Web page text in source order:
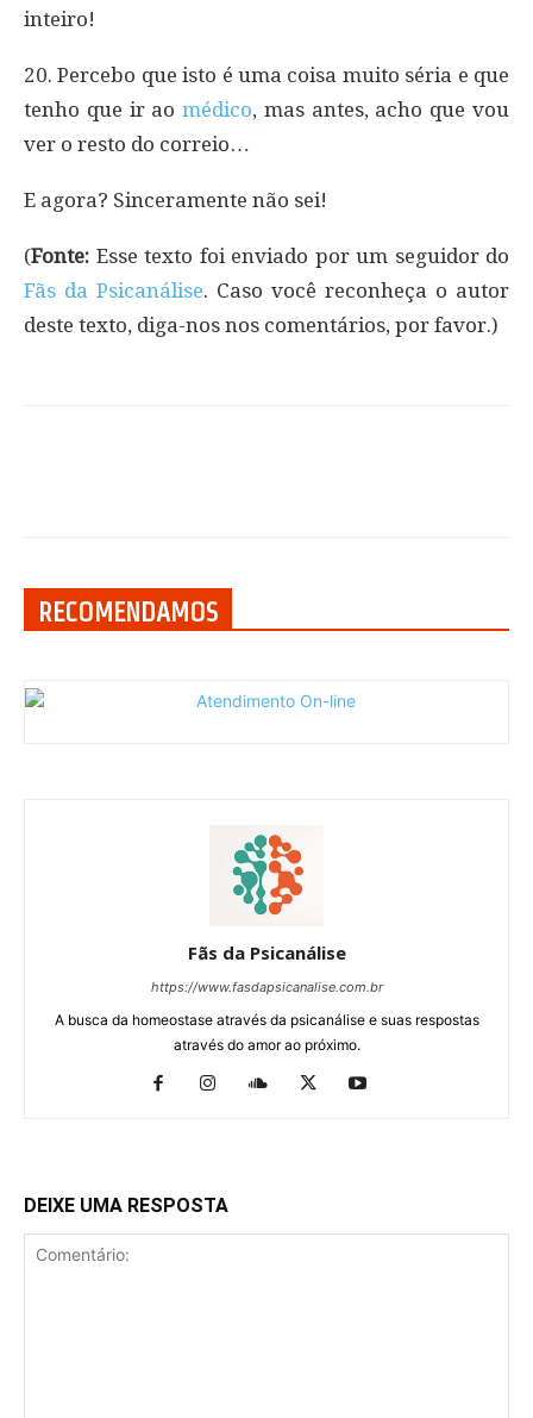
inteiro!
20. Percebo que isto é uma coisa muito séria e que
tenho que ir aomédico, mas antes, acho que vou
ver o resto do correio…
E agora? Sinceramente não sei!
(Fonte: Esse texto foi enviado por um seguidor do
Fãs da Psicanálise. Caso você reconheça o autor
deste texto, diga-nos nos comentários, por favor.)
RECOMENDAMOS
Fãs da Psicanálise
https://www.fasdapsicanalise.com.br
A busca da homeostase através da psicanálise e suas respostas
através do amor ao próximo.
DEIXE UMA RESPOSTA